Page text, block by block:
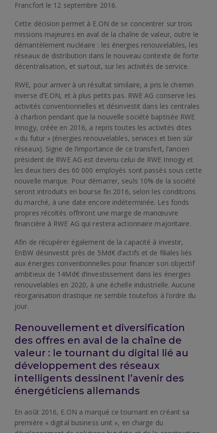
Francfort le 12 septembre 2016.
Cette décision permet à E.ON de se concentrer sur trois
missions majeures en aval de la chaîne de valeur, outre le
démantèlement nucléaire : les énergies renouvelables, les
réseaux de distribution dans le nouveau contexte de forte
décentralisation, et surtout, sur les activités de service.
RWE, pour arriver à un résultat similaire, a pris le chemin
inverse d’E.ON, et à plus petits pas. RWE AG conserve les
activités conventionnelles et désinvestit dans les centrales
à charbon pendant que la nouvelle société baptisée RWE
Innogy, créée en 2016, a repris toutes les activités dites
« du futur » (énergies renouvelables, services et bien sûr
réseaux). Signe de l’importance de ce transfert, l’ancien
président de RWE AG est devenu celui de RWE Innogy et
les deux tiers des 60 000 employés sont passés sous cette
nouvelle marque. Pour démarrer, seuls 10% de la société
seront introduits en bourse fin 2016, selon les conditions
du marché, à une date encore indéterminée. Les fonds
propres récoltés offriront une marge de manœuvre
financière à RWE AG qui restera actionnaire majoritaire.
Afin de récupérer également de la capacité à investir,
EnBW désinvestit près de 5Md€ d’actifs et de filiales liés
aux énergies conventionnelles pour financer son objectif
ambitieux de 14Md€ d’investissement dans les énergies
renouvelables en 2020, à une échelle industrielle. Aucune
réorganisation drastique ne semble toutefois à l’ordre du
jour.
Renouvellement et diversification
des offres en aval de la chaîne de
valeur : le tournant du digital lié au
développement des réseaux
intelligents dessinent l’avenir des
énergéticiens allemands
En août 2016, E.ON a marqué ce tournant en créant sa
première « digital business unit », en charge du